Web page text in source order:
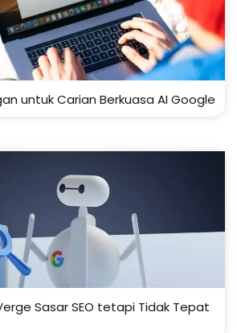
untuk Carian Berkuasa AI Google
Sasar SEO tetapi Tidak Tepat